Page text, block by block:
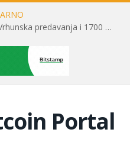
Toni Milun postao “milijarder”! Vrhunska predavanja i 1700 posjetitelja obilježili su mjesec financijske pismenosti
Portal